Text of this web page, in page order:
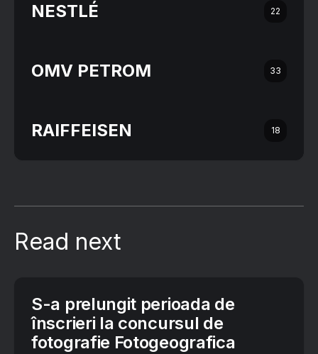
NESTLÉ 22
OMV PETROM 33
RAIFFEISEN 18
Read next
S-a prelungit perioada de
înscrieri la concursul de
fotografie Fotogeografica